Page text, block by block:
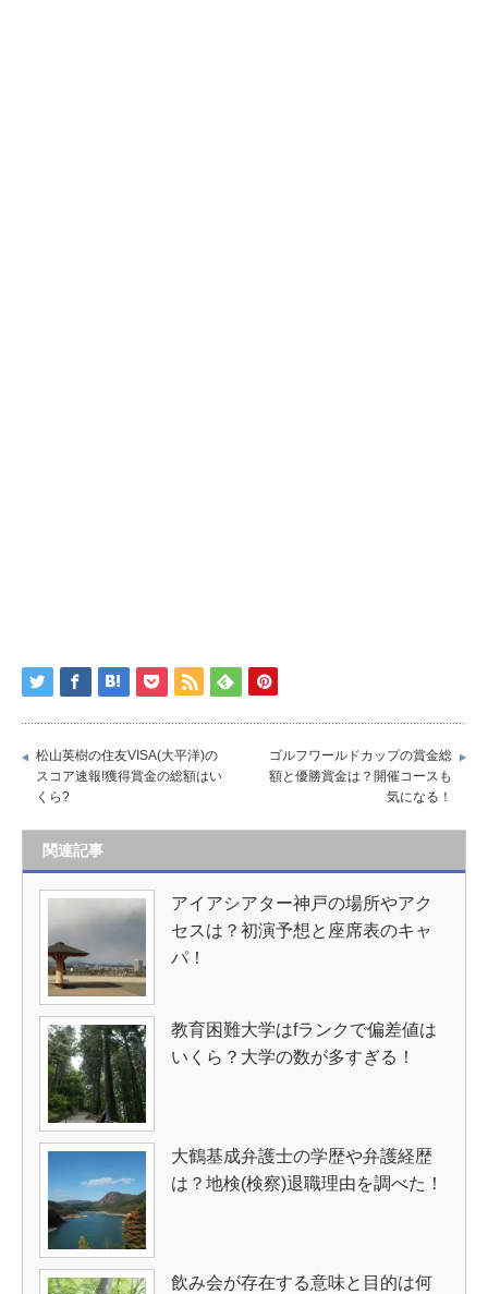
松山英樹の住友VISA(大平洋)の
スコア速報!獲得賞金の総額はい
くら?
ゴルフワールドカップの賞金総
額と優勝賞金は？開催コースも
気になる！
関連記事
アイアシアター神戸の場所やアク
セスは？初演予想と座席表のキャ
パ！
教育困難大学はfランクで偏差値は
いくら？大学の数が多すぎる！
大鶴基成弁護士の学歴や弁護経歴
は？地検(検察)退職理由を調べた！
飲み会が存在する意味と目的は何